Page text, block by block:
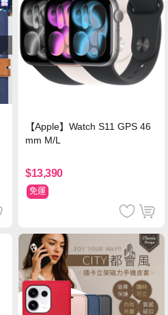
【Apple】Watch S11 GPS 46
mm M/L
$13,390
免運